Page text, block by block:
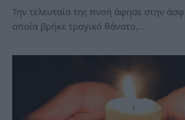
Την τελευταία της πνοή άφησε στην
οποία βρήκε τραγικό θάνατο,…